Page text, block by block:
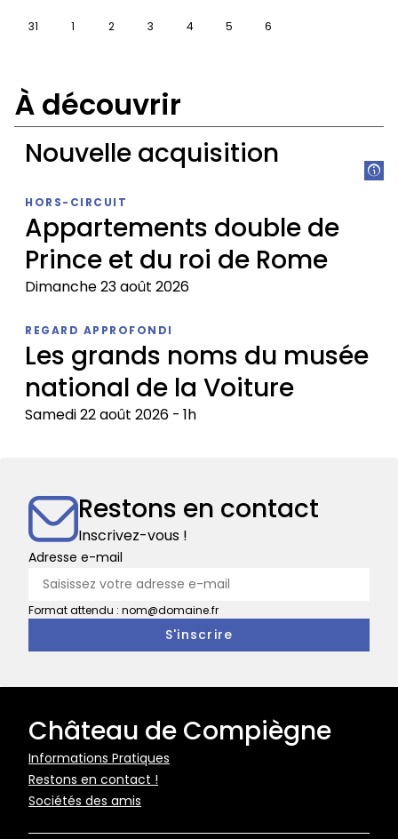
31 1 2 3 4 5 6
À découvrir
Nouvelle acquisition
acquisition
Appartements double de
Prince et du roi de Rome
Dimanche 23 août 2026
HORS-CIRCUIT
double
de
Prince
et
du
Les grands noms du musée
national de la Voiture
Samedi 22 août 2026 1h
REGARD APPROFONDI
du
musée
national
Voiture
Restons en contact
Inscrivez-vous !
Adresse e-mail
Format attendu : nom@domaine.fr
Château de Compiègne
Pied
de
page
Informations Pratiques
Restons en contact !
Sociétés des amis